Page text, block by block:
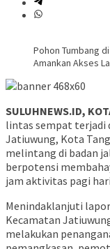
Pohon Tumbang
Amankan Akses
SULUHNEWS.ID,
lintas sempat terjadi
Jatiuwung, Kota
melintang di badan
berpotensi
jam aktivitas pagi
Menindaklanjuti
Kecamatan
melakukan